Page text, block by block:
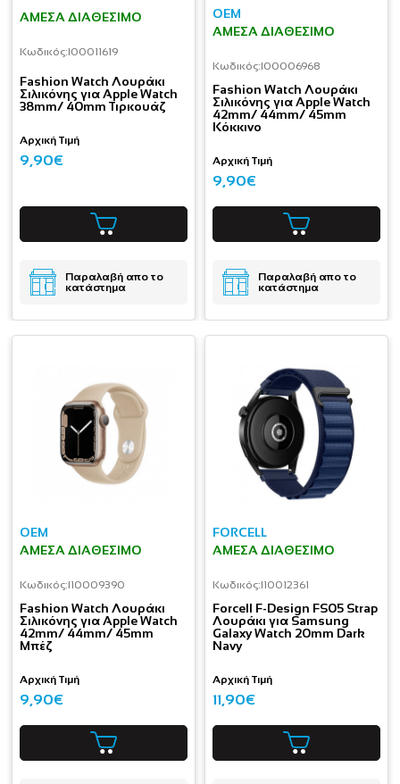
ΆΜΕΣΑ ΔΙΑΘΈΣΙΜΟ
Κωδικός:I00011619
Fashion Watch Λουράκι
Σιλικόνης για Apple Watch
38mm/ 40mm Τιρκουάζ
Αρχική Τιμή
9,90€
Παραλαβή απο το
κατάστημα
OEM
ΆΜΕΣΑ ΔΙΑΘΈΣΙΜΟ
Κωδικός:I00006968
Fashion Watch Λουράκι
Σιλικόνης για Apple Watch
42mm/ 44mm/ 45mm
Κόκκινο
Αρχική Τιμή
9,90€
Παραλαβή απο το
κατάστημα
OEM
ΆΜΕΣΑ ΔΙΑΘΈΣΙΜΟ
Κωδικός:I10009390
Fashion Watch Λουράκι
Σιλικόνης για Apple Watch
42mm/ 44mm/ 45mm
Μπέζ
Αρχική Τιμή
9,90€
FORCELL
ΆΜΕΣΑ ΔΙΑΘΈΣΙΜΟ
Κωδικός:I10012361
Forcell F-Design FS05 Strap
Λουράκι για Samsung
Galaxy Watch 20mm Dark
Navy
Αρχική Τιμή
11,90€